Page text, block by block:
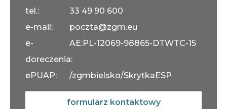
tel.:
33 49 90 600
e-mail:
poczta@zgm.eu
e-
doreczenia:
AE:PL-12069-98865-DTWTC-15
ePUAP: /zgmbielsko/SkrytkaESP
formularz kontaktowy